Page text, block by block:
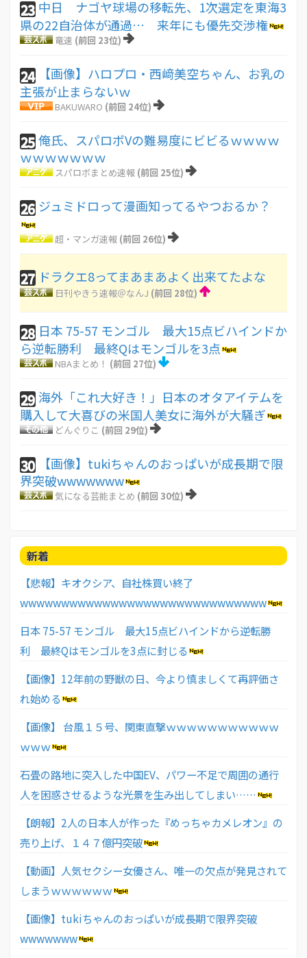
23 中日 ナゴヤ球場の移転先、1次選定を東海3
県の22自治体が通過… 来年にも優先交渉権
竜速 (前回 23位)
24
【画像】ハロプロ・西﨑美空ちゃん、お乳の
主張が止まらないｗ
BAKUWARO (前回 24位)
25俺氏、スパロボVの難易度にビビるｗｗｗｗ
ｗｗｗｗｗｗｗ
スパロボまとめ速報 (前回 25位)
26 ジュミドロって漫画知ってるやつおるか？
超・マンガ速報 (前回 26位)
27 ドラクエ8ってまあまあよく出来てたよな
日刊やきう速報＠なんJ (前回 28位)
28 日本 75-57 モンゴル 最大15点ビハインドか
ら逆転勝利 最終Qはモンゴルを3点
NBAまとめ！ (前回 27位)
29 海外「これ大好き！」日本のオタアイテムを
購入して大喜びの米国人美女に海外が大騒ぎ
どんぐりこ (前回 29位)
30
【画像】tukiちゃんのおっぱいが成長期で限
界突破wwwwwww
気になる芸能まとめ (前回 30位)
新着
【悲報】キオクシア、自社株買い終了
wwwwwwwwwwwwwwwwwwwwwwwwwwwwww
日本 75-57 モンゴル 最大15点ビハインドから逆転勝
利 最終Qはモンゴルを3点に封じる
【画像】12年前の野獣の日、今より慎ましくて再評価さ
れ始める
【画像】 台風１５号、関東直撃ｗｗｗｗｗｗｗｗｗｗｗ
ｗｗｗ
石畳の路地に突入した中国EV、パワー不足で周囲の通行
人を困惑させるような光景を生み出してしまい……
【朗報】2人の日本人が作った『めっちゃカメレオン』の
売り上げ、１４７億円突破
【動画】人気セクシー女優さん、唯一の欠点が発見されて
しまうｗｗｗｗｗｗ
【画像】tukiちゃんのおっぱいが成長期で限界突破
wwwwwww